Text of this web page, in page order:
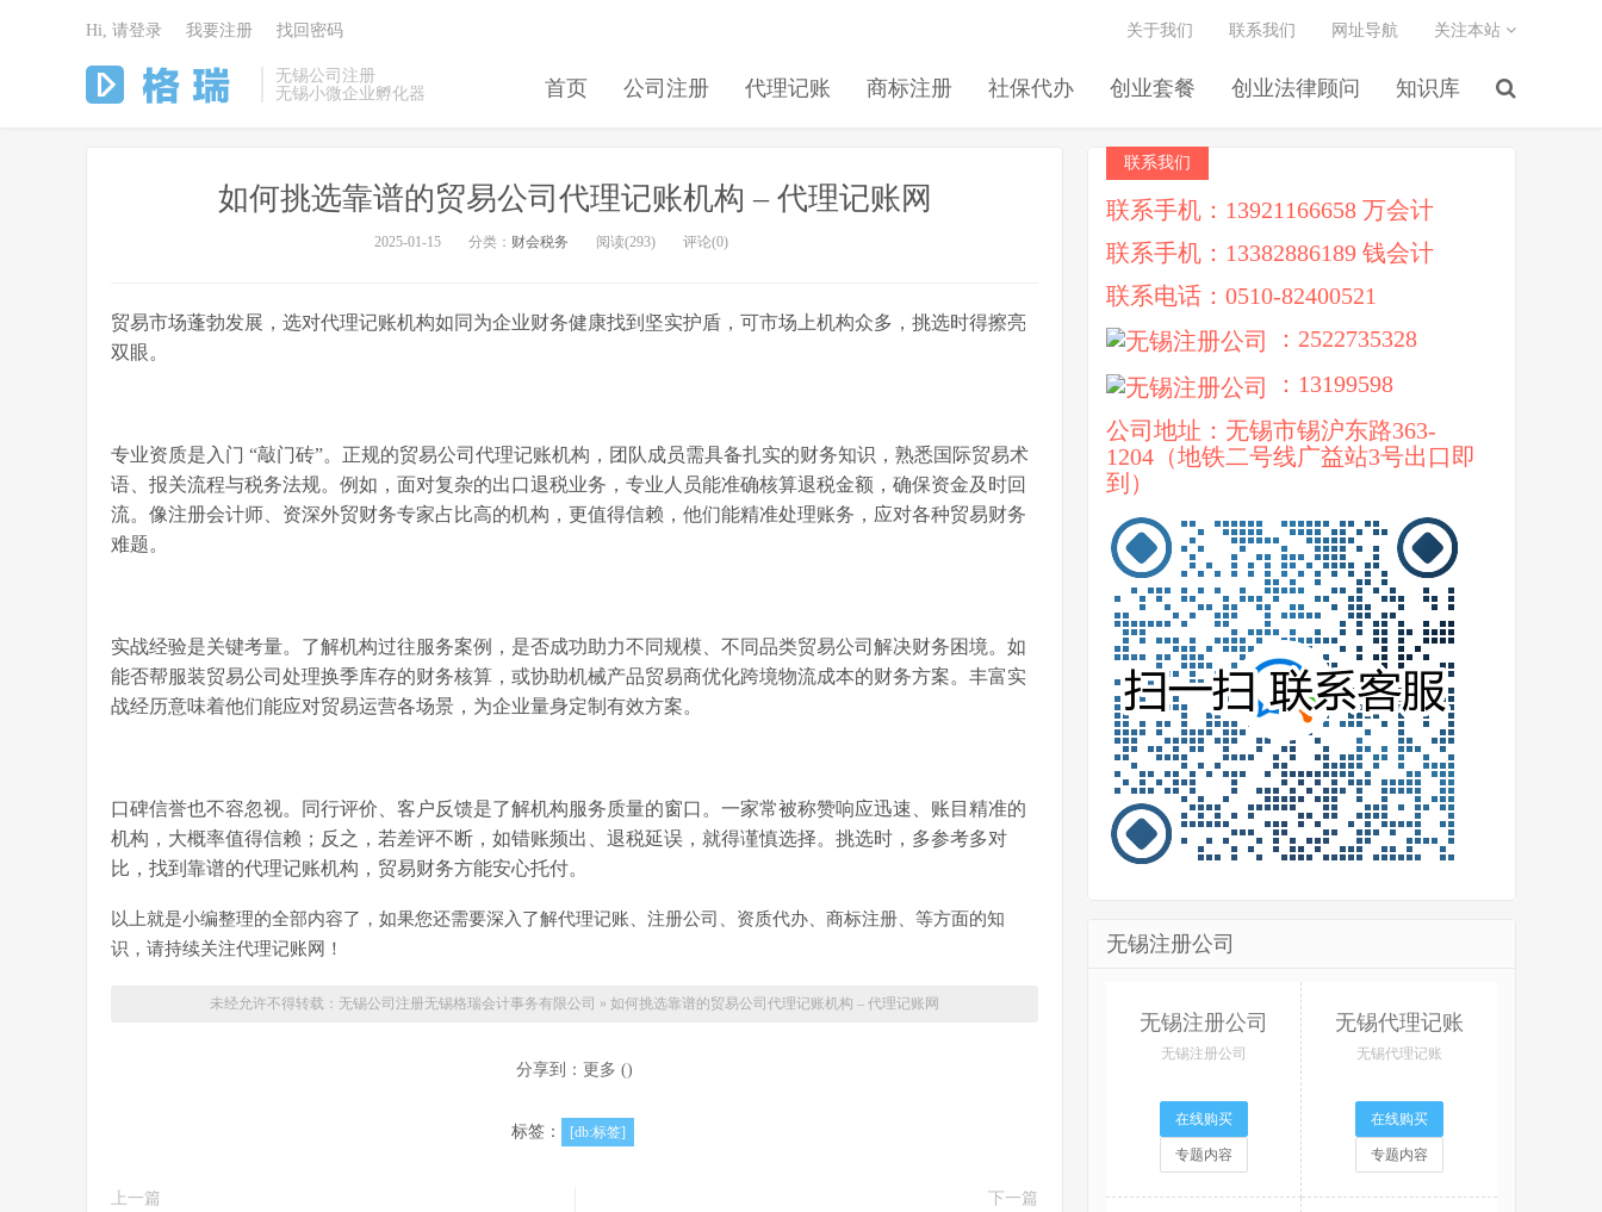
无锡公司注册
无锡小微企业孵化器
首页 公司注册 代理记账 商标注册 社保代办 创业套餐 创业法律顾问 知识库
关于我们 联系我们 网址导航 关注本站
Hi, 请登录 我要注册 找回密码
如何挑选靠谱的贸易公司代理记账机构 – 代理记账网
2025-01-15 分类： 财会税务 阅读(293) 评论(0)
贸易市场蓬勃发展，选对代理记账机构如同为企业财务健康找到坚实护盾，可市场上机构众多，挑选时得擦亮
双眼。
专业资质是入门 “敲门砖”。正规的贸易公司代理记账机构，团队成员需具备扎实的财务知识，熟悉国际贸易术
语、报关流程与税务法规。例如，面对复杂的出口退税业务，专业人员能准确核算退税金额，确保资金及时回
流。像注册会计师、资深外贸财务专家占比高的机构，更值得信赖，他们能精准处理账务，应对各种贸易财务
难题。
实战经验是关键考量。了解机构过往服务案例，是否成功助力不同规模、不同品类贸易公司解决财务困境。如
能否帮服装贸易公司处理换季库存的财务核算，或协助机械产品贸易商优化跨境物流成本的财务方案。丰富实
战经历意味着他们能应对贸易运营各场景，为企业量身定制有效方案。
口碑信誉也不容忽视。同行评价、客户反馈是了解机构服务质量的窗口。一家常被称赞响应迅速、账目精准的
机构，大概率值得信赖；反之，若差评不断，如错账频出、退税延误，就得谨慎选择。挑选时，多参考多对
比，找到靠谱的代理记账机构，贸易财务方能安心托付。
以上就是小编整理的全部内容了，如果您还需要深入了解代理记账、注册公司、资质代办、商标注册、等方面的知
识，请持续关注代理记账网！
未经允许不得转载：无锡公司注册无锡格瑞会计事务有限公司 » 如何挑选靠谱的贸易公司代理记账机构 – 代理记账网
分享到： 更多 ()
标签： [db:标签]
上一篇
下一篇
联系我们
联系手机：13921166658 万会计
联系手机：13382886189 钱会计
联系电话：0510-82400521
：2522735328
：13199598
公司地址：无锡市锡沪东路363-
1204（地铁二号线广益站3号出口即
到）
无锡注册公司
无锡注册公司
无锡注册公司
在线购买
专题内容
无锡代理记账
无锡代理记账
在线购买
专题内容